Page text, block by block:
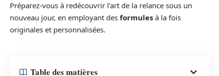
Préparez-vous à redécouvrir l’art de la relance sous un
nouveau jour, en employant des formules à la fois
originales et personnalisées.
Table des matières